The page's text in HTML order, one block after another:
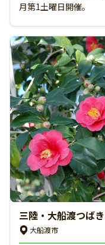
月第1土曜日開催。
三陸・大船渡つば
大船渡市